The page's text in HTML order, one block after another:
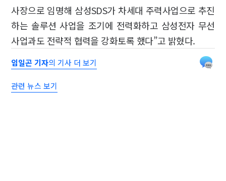
사장으로 임명해 삼성SDS가 차세대 주력사업으로 추진
하는 솔루션 사업을 조기에 전력화하고 삼성전자 무선
사업과도 전략적 협력을 강화토록 했다”고 밝혔다.
임일곤 기자의 기사 더 보기
관련 뉴스 보기